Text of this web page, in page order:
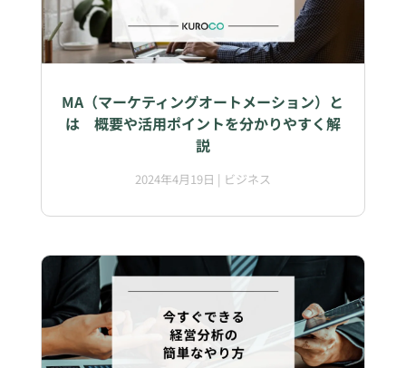
MA（マーケティングオートメーション）と
は 概要や活用ポイントを分かりやすく解
説
2024年4月19日 | ビジネス